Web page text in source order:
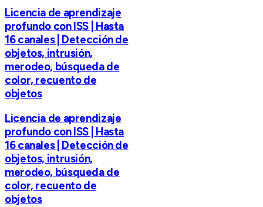
Licencia de aprendizaje
profundo con ISS | Hasta
16 canales | Detección de
objetos, intrusión,
merodeo, búsqueda de
color, recuento de
objetos
Licencia de aprendizaje
profundo con ISS | Hasta
16 canales | Detección de
objetos, intrusión,
merodeo, búsqueda de
color, recuento de
objetos